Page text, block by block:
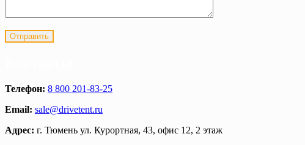
Телефон: 8 800 201-83-25
Email: sale@drivetent.ru
Адрес: г. Тюмень ул. Курортная, 43, офис 12, 2 этаж